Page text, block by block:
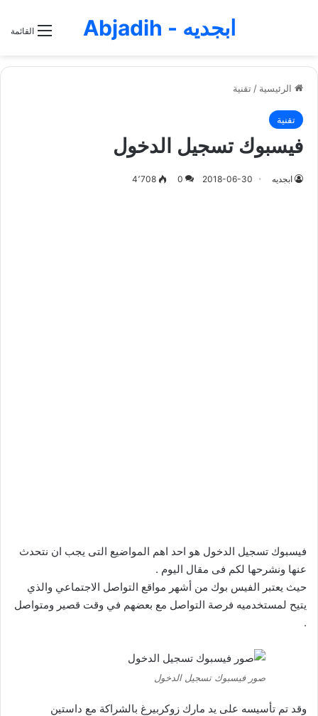
القائمة ابجديه - Abjadih
الرئيسية / تقنية
تقنية
فيسبوك تسجيل الدخول
ابجديه 2018-06-30
0 4٬708
فيسبوك تسجيل الدخول هو احد اهم المواضيع التى يجب ان نتحدث
عنها ونشرحها لكم فى مقال اليوم .
حيث يعتبر الفيس بوك من أشهر مواقع التواصل الاجتماعي والذي
يتيح لمستخدميه فرصة التواصل مع بعضهم في وقت قصير ومتواصل
.
صور فيسبوك تسجيل الدخول
وقد تم تأسيسه على يد مارك زوكربيرغ بالشراكة مع داستين